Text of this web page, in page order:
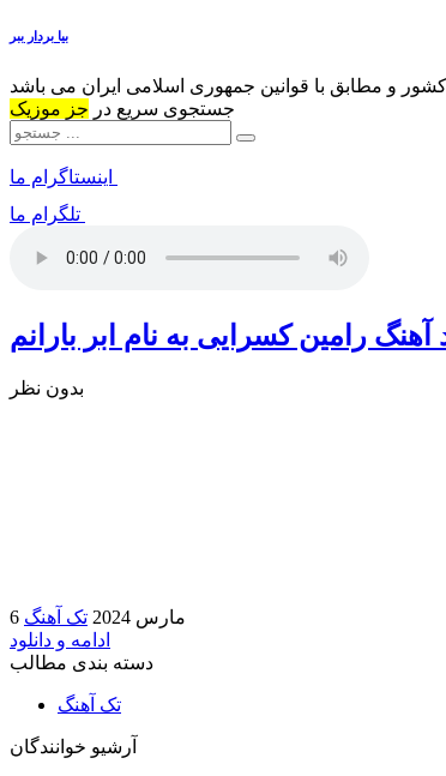
بیا بردار ببر
و مطابق با قوانین جمهوری اسلامی ایران می باشد
جستجوی سریع در جز موزیک
اینستاگرام ما
تلگرام ما
آهنگ رامین کسرایی به نام ابر بارانم
بدون نظر
6 مارس 2024
تک آهنگ
ادامه و دانلود
دسته بندی مطالب
تک آهنگ
آرشیو خوانندگان